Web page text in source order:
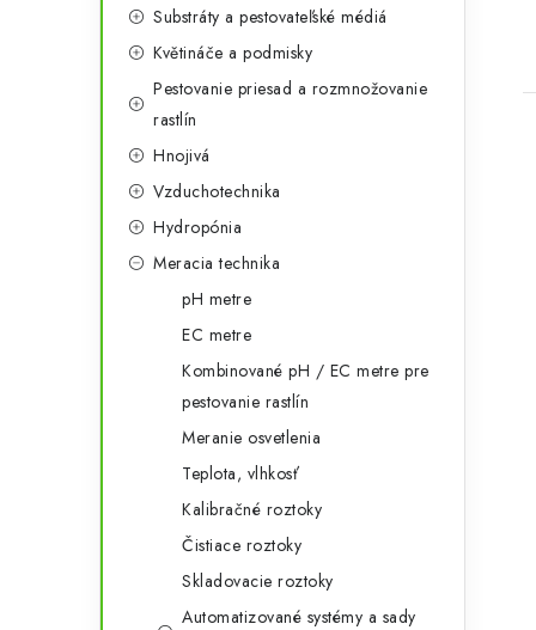
Substráty a pestovateľské médiá
Květináče a podmisky
Pestovanie priesad a rozmnožovanie
rastlín
Hnojivá
Vzduchotechnika
Hydropónia
Meracia technika
pH metre
EC metre
Kombinované pH / EC metre pre
pestovanie rastlín
Meranie osvetlenia
Teplota, vlhkosť
Kalibračné roztoky
Čistiace roztoky
Skladovacie roztoky
Automatizované systémy a sady